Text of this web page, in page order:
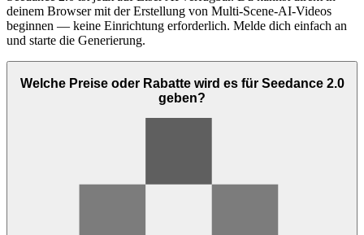
deinem Browser mit der Erstellung von Multi-Scene-AI-Videos
beginnen — keine Einrichtung erforderlich. Melde dich einfach an
und starte die Generierung.
Welche Preise oder Rabatte wird es für Seedance 2.0
geben?